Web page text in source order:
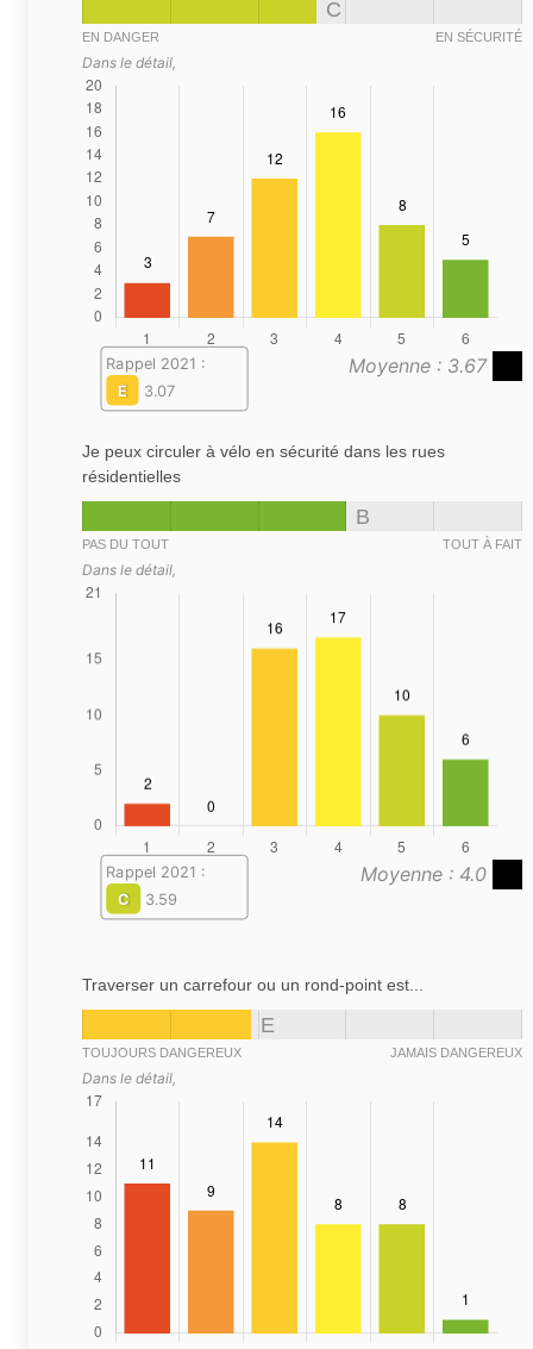
C
EN DANGER EN SÉCURITÉ
Dans le détail,
Moyenne : 3.67
Rappel 2021 :
E
3.07
Je peux circuler à vélo en sécurité dans les rues
résidentielles
B
PAS DU TOUT TOUT À FAIT
Dans le détail,
Moyenne : 4.0
Rappel 2021 :
C
3.59
Traverser un carrefour ou un rond-point est...
E
TOUJOURS DANGEREUX JAMAIS DANGEREUX
Dans le détail,